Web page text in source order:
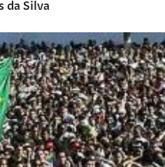
da Silva